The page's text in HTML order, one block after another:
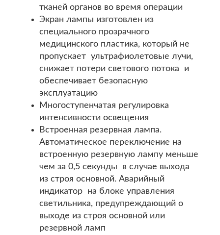
тканей органов во время операции
Экран лампы изготовлен из
специального прозрачного
медицинского пластика, который не
пропускает ультрафиолетовые лучи,
снижает потери светового потока и
обеспечивает безопасную
эксплуатацию
Многоступенчатая регулировка
интенсивности освещения
Встроенная резервная лампа.
Автоматическое переключение на
встроенную резервную лампу меньше
чем за 0,5 секунды в случае выхода
из строя основной. Аварийный
индикатор на блоке управления
светильника, предупреждающий о
выходе из строя основной или
резервной ламп